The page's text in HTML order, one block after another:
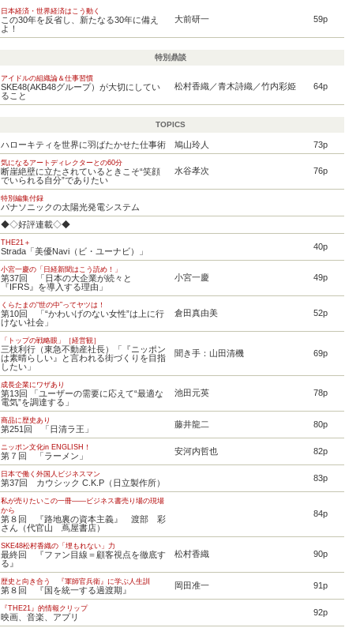
日本経済・世界経済はこう動く
この30年を反省し、新たなる30年に備え
よ！
大前研一 59p
特別鼎談
アイドルの組織論＆仕事習慣
SKE48(AKB48グループ）が大切にしてい
ること
松村香織／青木詩織／竹内彩姫 64p
TOPICS
ハローキティを世界に羽ばたかせた仕事術 鳩山玲人 73p
気になるアートディレクターとの60分
断崖絶壁に立たされているときこそ“笑顔
でいられる自分”でありたい
水谷孝次 76p
特別編集付録
パナソニックの太陽光発電システム
◆◇好評連載◇◆
THE21＋
Strada「美優Navi（ビ・ユーナビ）」 40p
小宮一慶の「日経新聞はこう読め！」
第37回 「日本の大企業が続々と
『IFRS』を導入する理由」
小宮一慶 49p
くらたまの“世の中”ってヤツは！
第10回 「“かわいげのない女性”は上に行
けない社会」
倉田真由美 52p
「トップの戦略眼」［経営観］
三枝利行（東急不動産社長）「『ニッポン
は素晴らしい』と言われる街づくりを目指
したい」
聞き手：山田清機 69p
成長企業にワザあり
第13回 「ユーザーの需要に応えて“最適な
電気”を調達する」
池田元英 78p
商品に歴史あり
第251回 「日清ラ王」 藤井龍二 80p
ニッポン文化in ENGLISH！
第７回 「ラーメン」 安河内哲也 82p
日本で働く外国人ビジネスマン
第37回 カウシック C.K.P（日立製作所） 83p
私が売りたいこの一冊――ビジネス書売り場の現場
から
第８回 『路地裏の資本主義』 渡部 彩
さん（代官山 蔦屋書店）
84p
SKE48松村香織の「埋もれない」力
最終回 『ファン目線＝顧客視点を徹底す
る』
松村香織 90p
歴史と向き合う 『軍師官兵衛』に学ぶ人生訓
第８回 『国を統一する過渡期』 岡田准一 91p
『THE21』的情報クリップ
映画、音楽、アプリ 92p